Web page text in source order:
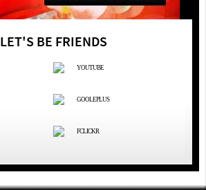
LET'S BE FRIENDS
YOUTUBE
GOOLEPLUS
FCLICKR